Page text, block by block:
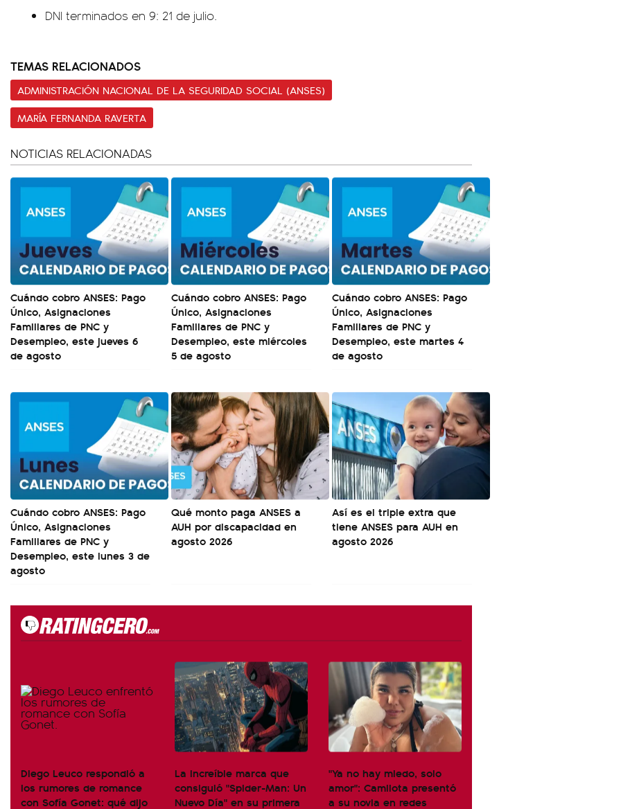
DNI terminados en 9: 21 de julio.
TEMAS RELACIONADOS
ADMINISTRACIÓN NACIONAL DE LA SEGURIDAD SOCIAL (ANSES)
MARÍA FERNANDA RAVERTA
NOTICIAS RELACIONADAS
Cuándo cobro ANSES: Pago
Único, Asignaciones
Familiares de PNC y
Desempleo, este jueves 6
de agosto
Cuándo cobro ANSES: Pago
Único, Asignaciones
Familiares de PNC y
Desempleo, este miércoles
5 de agosto
Cuándo cobro ANSES: Pago
Único, Asignaciones
Familiares de PNC y
Desempleo, este martes 4
de agosto
Cuándo cobro ANSES: Pago
Único, Asignaciones
Familiares de PNC y
Desempleo, este lunes 3 de
agosto
Qué monto paga ANSES a
AUH por discapacidad en
agosto 2026
Así es el triple extra que
tiene ANSES para AUH en
agosto 2026
Diego Leuco respondió a
los rumores de romance
con Sofía Gonet: qué dijo
La increíble marca que
consiguió "Spider-Man: Un
Nuevo Día" en su primera
"Ya no hay miedo, solo
amor": Camilota presentó
a su novia en redes